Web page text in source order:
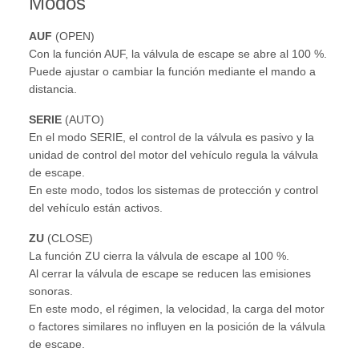
AUF (OPEN)
Con la función AUF, la válvula de escape se abre al 100 %.
Puede ajustar o cambiar la función mediante el mando a
distancia.
SERIE (AUTO)
En el modo SERIE, el control de la válvula es pasivo y la
unidad de control del motor del vehículo regula la válvula
de escape.
En este modo, todos los sistemas de protección y control
del vehículo están activos.
ZU (CLOSE)
La función ZU cierra la válvula de escape al 100 %.
Al cerrar la válvula de escape se reducen las emisiones
sonoras.
En este modo, el régimen, la velocidad, la carga del motor
o factores similares no influyen en la posición de la válvula
de escape.